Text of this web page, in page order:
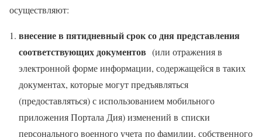
осуществляют:
внесение в пятидневный срок со дня представления
соответствующих документов (или отражения в
электронной форме информации, содержащейся в таких
документах, которые могут предъявляться
(предоставляться) с использованием мобильного
приложения Портала Дия) изменений в списки
персонального военного учета по фамилии, собственного